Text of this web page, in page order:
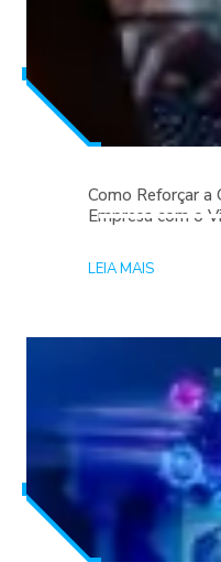
Como Reforçar a
Empresa com o
LEIA MAIS